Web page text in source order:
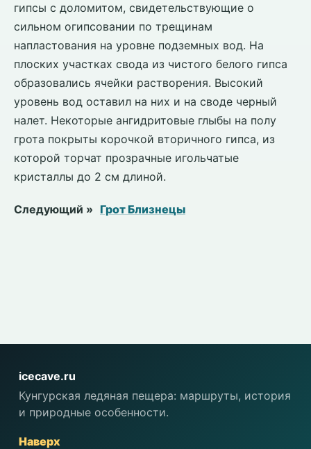
гипсы с доломитом, свидетельствующие о
сильном огипсовании по трещинам
напластования на уровне подземных вод. На
плоских участках свода из чистого белого гипса
образовались ячейки растворения. Высокий
уровень вод оставил на них и на своде черный
налет. Некоторые ангидритовые глыбы на полу
грота покрыты корочкой вторичного гипса, из
которой торчат прозрачные игольчатые
кристаллы до 2 см длиной.
Следующий » Грот Близнецы
icecave.ru
Кунгурская ледяная пещера: маршруты, история
и природные особенности.
Наверх